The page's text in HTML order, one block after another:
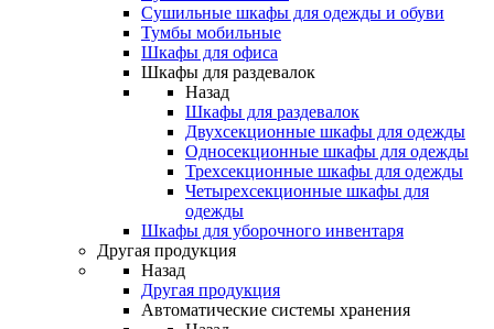
Сушильные шкафы для одежды и обуви
Тумбы мобильные
Шкафы для офиса
Шкафы для раздевалок
Назад
Шкафы для раздевалок
Двухсекционные шкафы для одежды
Односекционные шкафы для одежды
Трехсекционные шкафы для одежды
Четырехсекционные шкафы для
одежды
Шкафы для уборочного инвентаря
Другая продукция
Назад
Другая продукция
Автоматические системы хранения